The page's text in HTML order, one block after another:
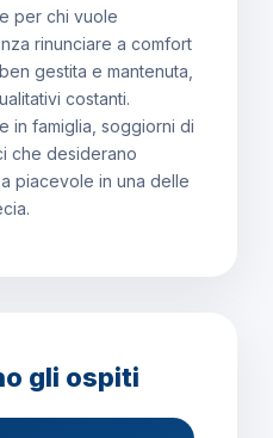
per chi vuole
rinunciare a comfort
gestita e mantenuta,
costanti.
in famiglia, soggiorni di
che desiderano
piacevole in una delle
gli ospiti